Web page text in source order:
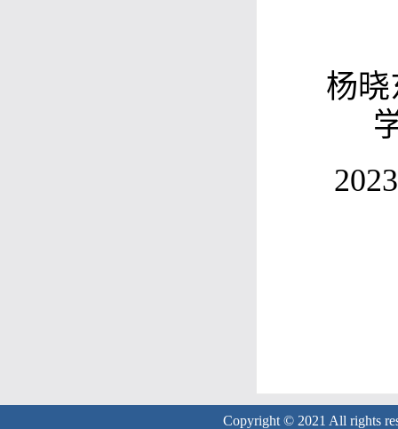
杨晓
Copyright © 2021 All rights